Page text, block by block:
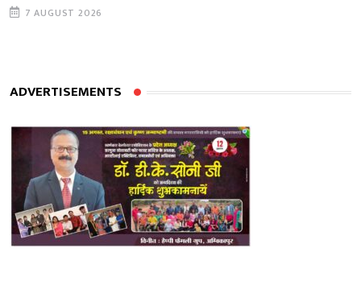
7 AUGUST 2026
ADVERTISEMENTS